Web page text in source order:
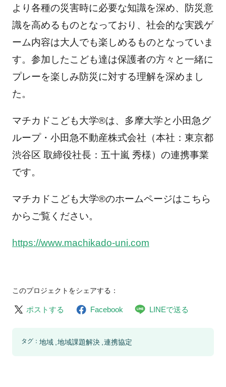
より各種の災害時に必要な知識を深め、防災意
識を高めるものとなっており、社会的な実践ゲ
ーム内容は大人でも楽しめるものとなっていま
す。参加したこども達は保護者の方々と一緒に
プレーを楽しみ防災に対する理解を深めまし
た。
マチカドこども大学®は、多摩大学と小田急グ
ループ・小田急不動産株式会社（本社：東京都
渋谷区 取締役社長：五十嵐 秀様）の連携事業
です。
マチカドこども大学®のホームページはこちら
からご覧ください。
https://www.machikado-uni.com
このプロジェクトをシェアする：
ポストする Facebook LINEで送る
タグ： 地域 地域課題解決 連携協定